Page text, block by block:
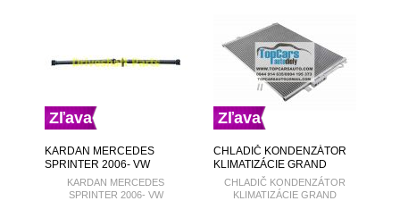
Zľava
KARDAN MERCEDES
SPRINTER 2006- VW
CRAFTER OE: A9064107116
EDRIVE
KARDAN MERCEDES
SPRINTER 2006- VW
Zľava
CHLADIČ KONDENZÁTOR
KLIMATIZÁCIE GRAND
CHEROKEE (WJ, WG) (99-)
2.7 CRD (BEZ VYSÚŠAČA)
CHLADIČ KONDENZÁTOR
KLIMATIZÁCIE GRAND